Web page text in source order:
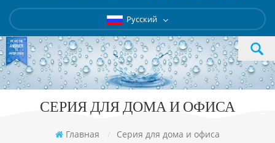
Русский
СЕРИЯ ДЛЯ ДОМА И ОФИСА
Главная / Серия для дома и офиса